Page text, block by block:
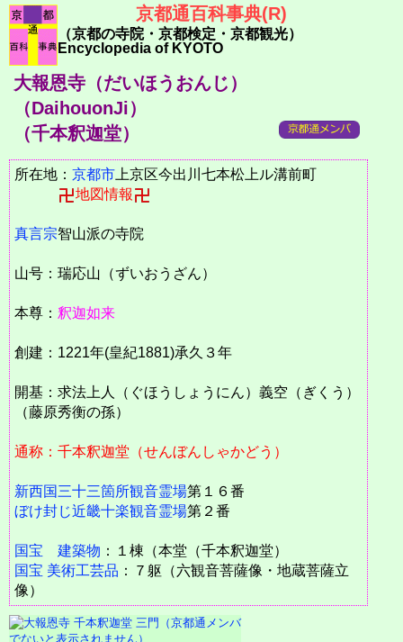
京都通百科事典(R)
（京都の寺院・京都検定・京都観光）
Encyclopedia of KYOTO
大報恩寺（だいほうおんじ）
（DaihouonJi）
（千本釈迦堂）
所在地： 京都市 上京区今出川七本松上ル溝前町
地図情報
真言宗智山派の寺院
山号：瑞応山（ずいおうざん）
本尊： 釈迦如来
創建：1221年(皇紀1881)承久３年
開基：求法上人（ぐほうしょうにん）義空（ぎくう）
（藤原秀衡の孫）
通称：千本釈迦堂（せんぼんしゃかどう）
新西国三十三箇所観音霊場第１６番
ぼけ封じ近畿十楽観音霊場第２番
国宝 建築物 ：１棟（本堂（千本釈迦堂）
国宝 美術工芸品 ：７躯（六観音菩薩像・地蔵菩薩立
像）